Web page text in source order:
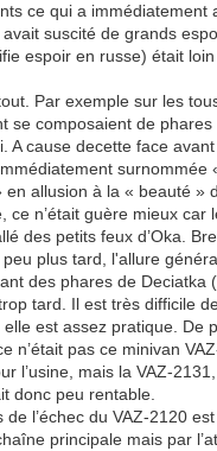
ce qui a immédiatement
suscité de grands
espoir en russe) était
Par exemple sur les
se composaient de
A cause decette face
surnommée
en allusion à la « beauté »
ce n’était guère mieux car
des petits feux d’Oka.
plus tard, l'allure
des phares de Deciatka
tard. Il est très difficile
est assez pratique. De
n’était pas ce minivan
l’usine, mais la VAZ-
donc peu rentable.
de l’échec du VAZ-2120 est
principale mais par